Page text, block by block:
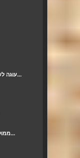
עוגה לשבועות, שקדים, תמרים, תאנים...
ממולאים טבעונים עם אורז ופטריות...